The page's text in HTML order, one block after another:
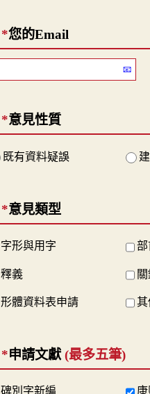
*您的Email
*意見性質
既有資料疑誤
*意見類型
字形與用字
釋義
形體資料表申請 其
*申請文獻 (最多五筆)
碑別字新編